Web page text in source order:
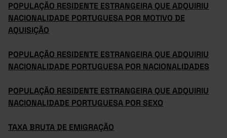
POPULAÇÃO RESIDENTE ESTRANGEIRA QUE ADQUIRIU
NACIONALIDADE PORTUGUESA POR MOTIVO DE
AQUISIÇÃO
POPULAÇÃO RESIDENTE ESTRANGEIRA QUE ADQUIRIU
NACIONALIDADE PORTUGUESA POR NACIONALIDADES
POPULAÇÃO RESIDENTE ESTRANGEIRA QUE ADQUIRIU
NACIONALIDADE PORTUGUESA POR SEXO
TAXA BRUTA DE EMIGRAÇÃO